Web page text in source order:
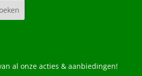
al onze acties & aanbiedingen!